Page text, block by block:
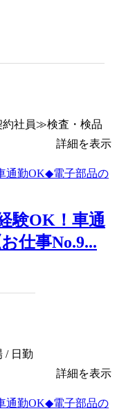
約社員≫検査・検品
詳細を表示
験OK！車通
仕事No.9...
/ 日勤
詳細を表示